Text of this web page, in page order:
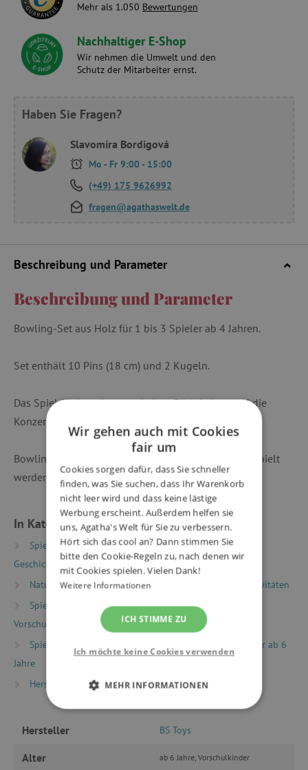
Mehr als 1.050 Bewertungen
Nachhaltiger E-Shop
Wir nehmen die Umwelt und den
Schutz der Mitarbeiter ernst.
Haben Sie Fragen?
Slavomíra Bordigová
Mo - Fr 9:00 - 15:00
(+49) 175 9626992
fragen@agathaswelt.de
Beschreibung und Parameter
Beschreibung und Parameter
Bowling-Set aus Holz für 1 bis 3 Spieler ab 4 Jahren.
Set enthält 10 Pins (18 cm) und 2 Kugeln.
Das Spiel fördert die motorischen Fähigkeiten und die
Konzentration.
Bowling kann zu Hause oder draußen im Garten gespielt
werden. Hergestellt aus Birkenholz.
In Kategorien eingeteilt
Spielzeug nach Typ
Gesellschaftsspiele
Geschicklichkeitsspiele
Natur und Sport
Sportspiele
Bewegungsaktivitäten
Spielzeug nach Alter
Spiele & Spielzeug für
Vorschulkinder (Alter 5+)
Spielzeug nach Alter
Spiele & Spielzeug für Kinder ab 6
Jahre
Hersteller
BS Toys
Hersteller BS Toys
Alter ab 6 Jahre, Vorschulkinder
Wir gehen auch mit Cookies
fair um
Cookies sorgen dafür, dass Sie schneller
finden, was Sie suchen, dass Ihr Warenkorb
nicht leer wird und dass keine lästige
Werbung erscheint. Außerdem helfen sie
uns, Agatha's Welt für Sie zu verbessern.
Hört sich das cool an? Dann stimmen Sie
bitte den Cookie-Regeln zu, nach denen wir
mit Cookies spielen. Vielen Dank!
Weitere Informationen
ICH STIMME ZU
Ich möchte keine Cookies verwenden
MEHR INFORMATIONEN
UNBEDINGT ERFORDERLICH